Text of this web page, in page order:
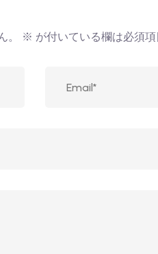
※ が付いている欄は必須